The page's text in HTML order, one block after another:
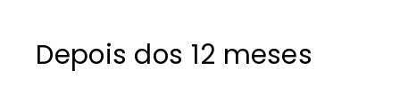
Depois dos 12 meses